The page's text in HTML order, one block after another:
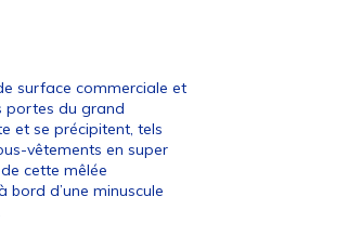
surface commerciale et
portes du grand
et se précipitent, tels
vêtements en super
cette mêlée
d’une minuscule